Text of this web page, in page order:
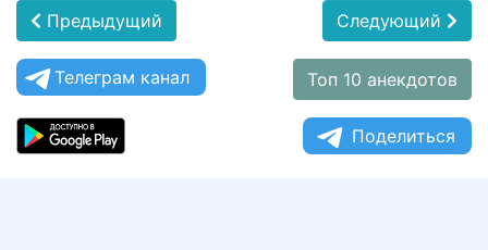
Предыдущий Следующий
Телеграм канал Топ 10 анекдотов
Поделиться